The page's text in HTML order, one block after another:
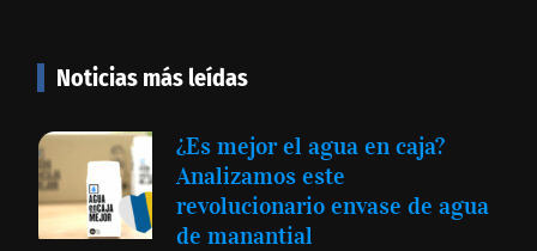
Noticias más leídas
¿Es mejor el agua en caja?
Analizamos este
revolucionario envase de agua
de manantial